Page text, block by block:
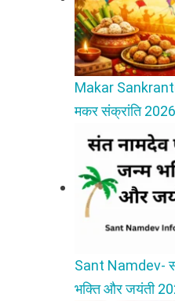
Makar
मकर संक्रांति
Sant Namdev-
भक्ति और जयंती